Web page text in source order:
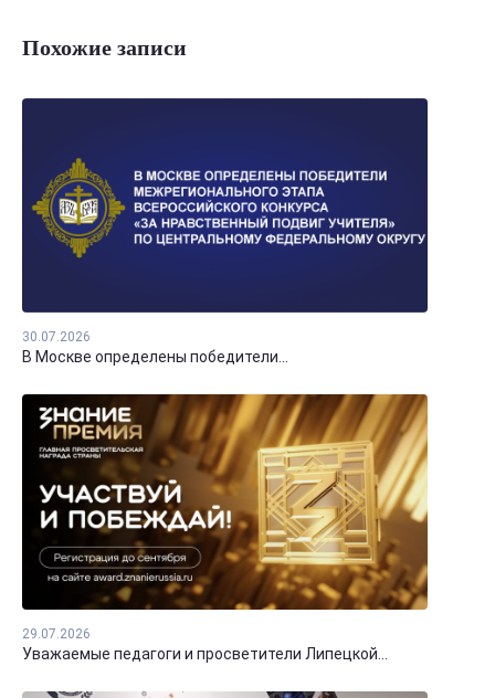
Похожие записи
30.07.2026
В Москве определены победители...
29.07.2026
Уважаемые педагоги и просветители Липецкой...